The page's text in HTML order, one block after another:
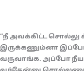
“நீ அவக்கிட்ட
இருக்கணும்னா இப்போ
வருவாங்க. அப்போ நீயா